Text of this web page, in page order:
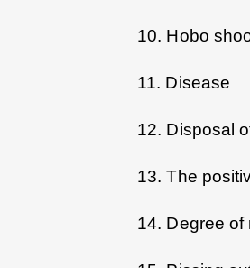
10. Hobo
11. Disease
12. Disposal
13. The
14. Degree of